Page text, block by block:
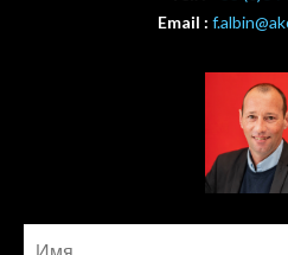
Email :